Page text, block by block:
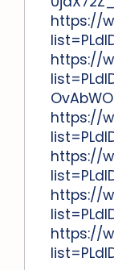
https://
https://
https://
https://
https://
https://